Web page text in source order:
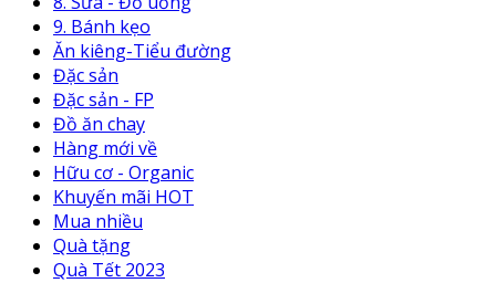
9. Bánh kẹo
Ăn kiêng-Tiểu đường
Đặc sản
Đặc sản - FP
Đồ ăn chay
Hàng mới về
Hữu cơ - Organic
Khuyến mãi HOT
Mua nhiều
Quà tặng
Quà Tết 2023